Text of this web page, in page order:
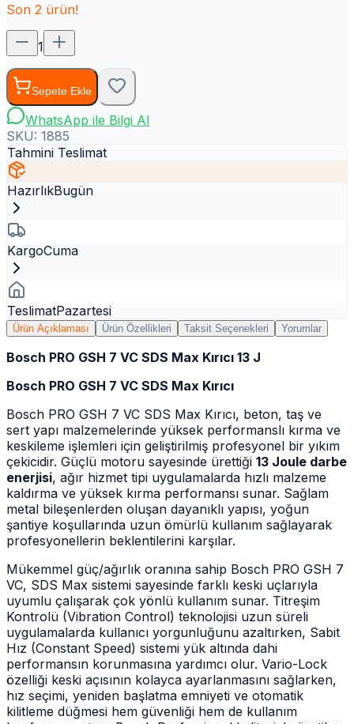
Son 2 ürün!
1
Sepete Ekle
WhatsApp ile Bilgi Al
SKU: 1885
Tahmini Teslimat
HazırlıkBugün
KargoCuma
TeslimatPazartesi
Ürün Açıklaması Ürün Özellikleri Taksit Seçenekleri Yorumlar
Bosch PRO GSH 7 VC SDS Max Kırıcı 13 J
Bosch PRO GSH 7 VC SDS Max Kırıcı
Bosch PRO GSH 7 VC SDS Max Kırıcı, beton, taş ve
sert yapı malzemelerinde yüksek performanslı kırma ve
keskileme işlemleri için geliştirilmiş profesyonel bir yıkım
çekicidir. Güçlü motoru sayesinde ürettiği 13 Joule darbe
enerjisi, ağır hizmet tipi uygulamalarda hızlı malzeme
kaldırma ve yüksek kırma performansı sunar. Sağlam
metal bileşenlerden oluşan dayanıklı yapısı, yoğun
şantiye koşullarında uzun ömürlü kullanım sağlayarak
profesyonellerin beklentilerini karşılar.
Mükemmel güç/ağırlık oranına sahip Bosch PRO GSH 7
VC, SDS Max sistemi sayesinde farklı keski uçlarıyla
uyumlu çalışarak çok yönlü kullanım sunar. Titreşim
Kontrolü (Vibration Control) teknolojisi uzun süreli
uygulamalarda kullanıcı yorgunluğunu azaltırken, Sabit
Hız (Constant Speed) sistemi yük altında dahi
performansın korunmasına yardımcı olur. Vario-Lock
özelliği keski açısının kolayca ayarlanmasını sağlarken,
hız seçimi, yeniden başlatma emniyeti ve otomatik
kilitleme düğmesi hem güvenliği hem de kullanım